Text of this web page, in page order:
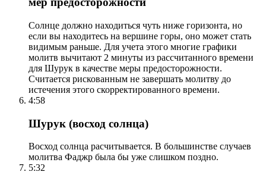
Солнце должно находиться чуть ниже горизонта, но
если вы находитесь на вершине горы, оно может стать
видимым раньше. Для учета этого многие графики
молитв вычитают 2 минуты из рассчитанного времени
для Шурук в качестве меры предосторожности.
Считается рискованным не завершать молитву до
истечения этого скорректированного времени.
4:58
Шурук (восход солнца)
Восход солнца расчитывается. В большинстве случаев
молитва Фаджр была бы уже слишком поздно.
5:32